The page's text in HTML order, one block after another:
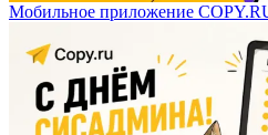
Мобильное приложение